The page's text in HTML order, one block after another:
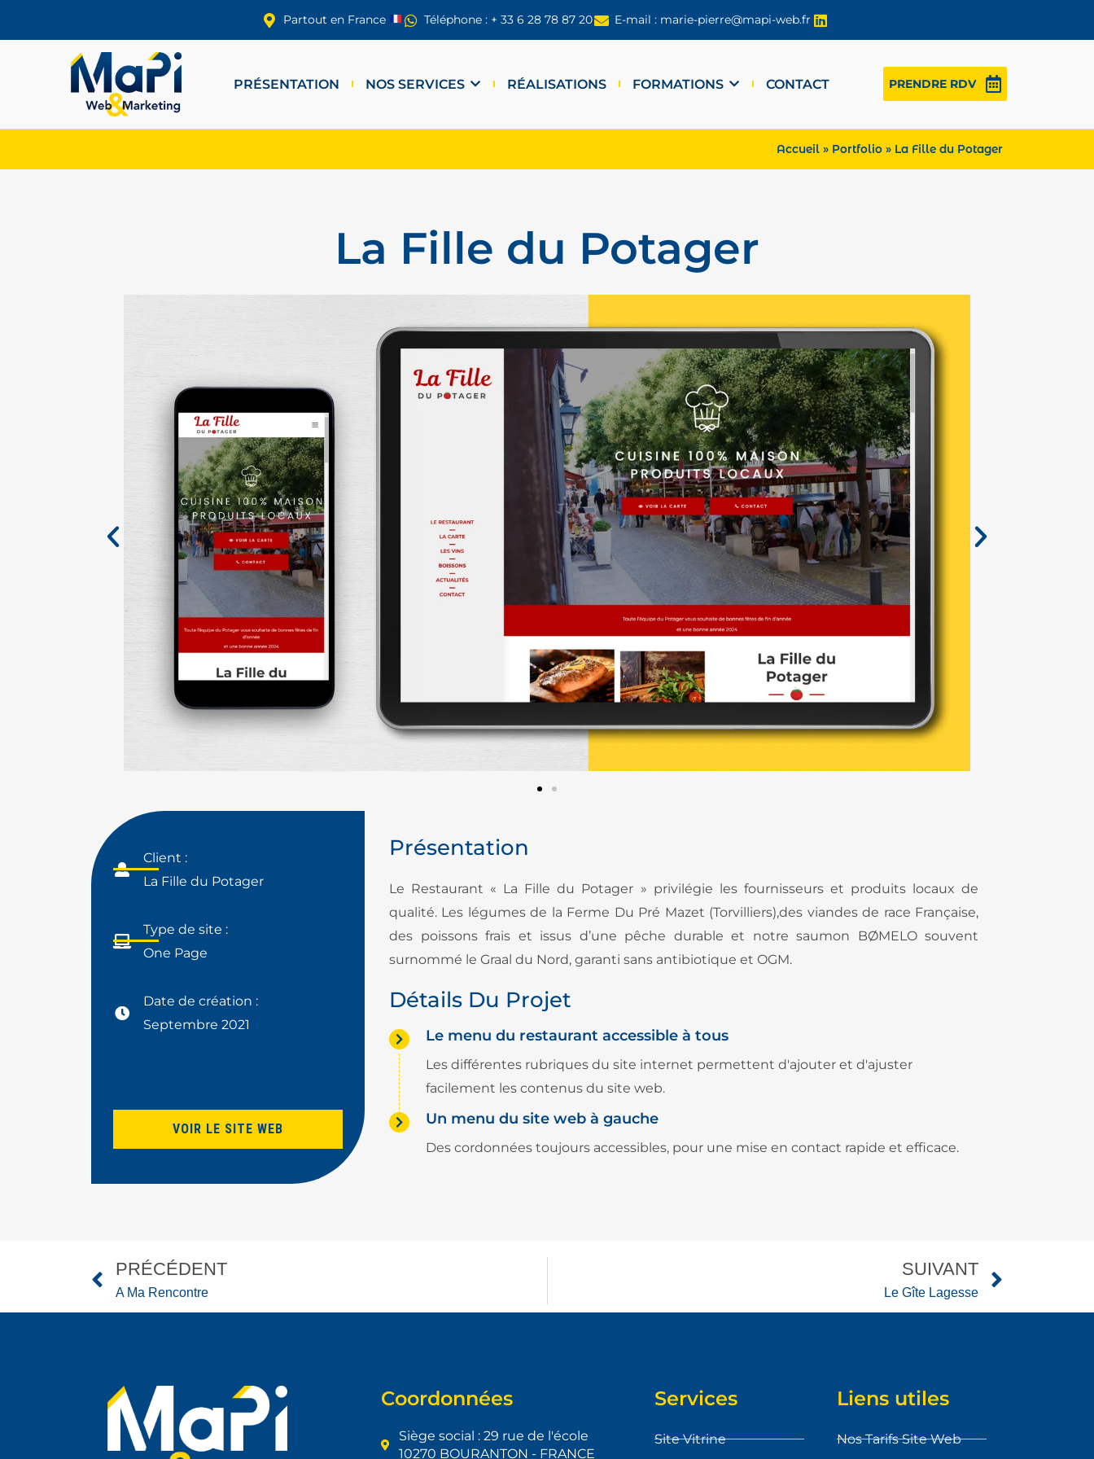
Partout en France Téléphone : + 33 6 28 78 87 20 E-mail : marie-pierre@mapi-web.fr
PRÉSENTATION NOS SERVICES RÉALISATIONS FORMATIONS CONTACT PRENDRE RDV
Accueil » Portfolio » La Fille du Potager
La Fille du Potager
Client :
La Fille du Potager
Type de site :
One Page
Date de création :
Septembre 2021
VOIR LE SITE WEB
Présentation
Le Restaurant « La Fille du Potager » privilégie les fournisseurs et produits locaux de
qualité. Les légumes de la Ferme Du Pré Mazet (Torvilliers),des viandes de race Française,
des poissons frais et issus d’une pêche durable et notre saumon BØMELO souvent
surnommé le Graal du Nord, garanti sans antibiotique et OGM.
Détails Du Projet
Le menu du restaurant accessible à tous
Les différentes rubriques du site internet permettent d'ajouter et d'ajuster
facilement les contenus du site web.
Un menu du site web à gauche
Des cordonnées toujours accessibles, pour une mise en contact rapide et efficace.
PRÉCÉDENT
A Ma Rencontre
SUIVANT
Le Gîte Lagesse
Coordonnées
Siège social : 29 rue de l'école
10270 BOURANTON - FRANCE
Services
Site Vitrine
Liens utiles
Nos Tarifs Site Web